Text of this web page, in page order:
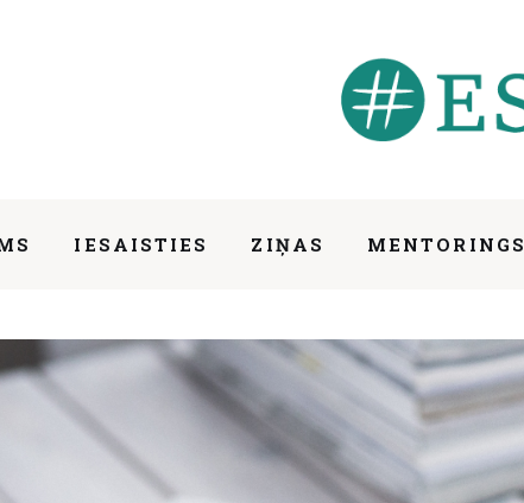
IESAISTIES ZIŅAS MENTORINGS